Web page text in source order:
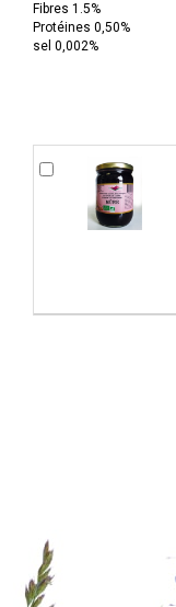
Fibres 1.5%
Protéines 0,50%
sel 0,002%